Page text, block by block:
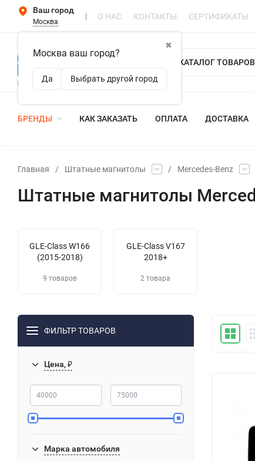
Ваш город
Москва
✖
Москва ваш город?
Да Выбрать другой город
О НАС КОНТАКТЫ СЕРТИФИКАТЫ
КАТАЛОГ ТОВАРОВ
БРЕНДЫ КАК ЗАКАЗАТЬ ОПЛАТА ДОСТАВКА
Главная / Штатные магнитолы / Mercedes-Benz
Штатные магнитолы
GLE-Class W166
(2015-2018)
9 товаров
GLE-Class V167
2018+
2 товара
ФИЛЬТР ТОВАРОВ
Цена, ₽
Марка автомобиля